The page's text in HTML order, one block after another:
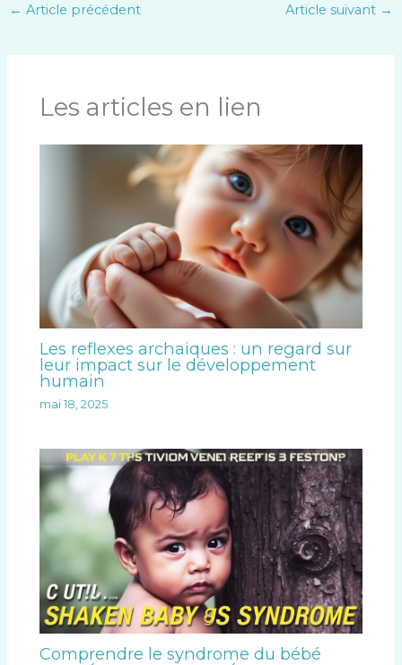
← Article précédent Article suivant →
Les articles en lien
Les reflexes archaiques : un regard sur
leur impact sur le développement
humain
mai 18, 2025
Comprendre le syndrome du bébé